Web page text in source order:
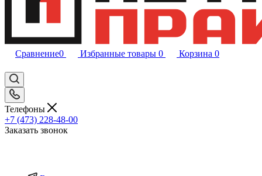
Сравнение0 Избранные товары 0 Корзина 0
Телефоны
+7 (473) 228-48-00
Заказать звонок